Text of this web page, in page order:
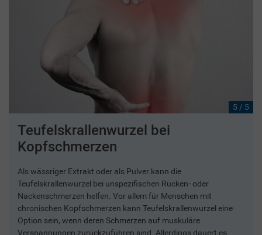
5 / 5
Teufelskrallenwurzel bei
Kopfschmerzen
Als wässriger Extrakt oder als Pulver kann die
Teufelskrallenwurzel bei unspezifischen Rücken- oder
Nackenschmerzen helfen. Vor allem für Menschen mit
chronischen Kopfschmerzen kann Teufelskrallenwurzel eine
Option sein, wenn deren Schmerzen auf muskuläre
Verspannungen zurückzuführen sind. Allerdings dauert es